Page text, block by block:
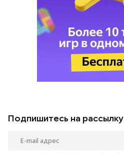
Подпишитесь на рассылку